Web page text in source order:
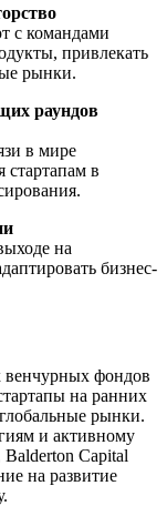
с командами
привлекать
рынки.
раундов
в мире
стартапам в
на
бизнес-
фондов
на ранних
рынки.
и активному
Capital
на развитие